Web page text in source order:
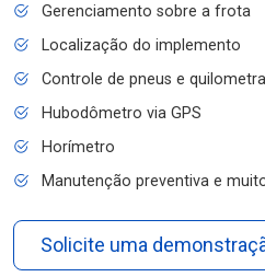
Gerenciamento sobre a frota
Localização do implemento
Controle de pneus e
Hubodômetro via GPS
Horímetro
Manutenção preventiva e
Solicite uma